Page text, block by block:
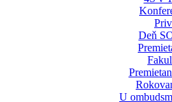
Deň
U